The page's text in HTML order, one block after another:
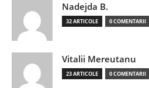
Nadejda B.
32 ARTICOLE 0 COMENTARII
Vitalii Mereutanu
23 ARTICOLE 0 COMENTARII